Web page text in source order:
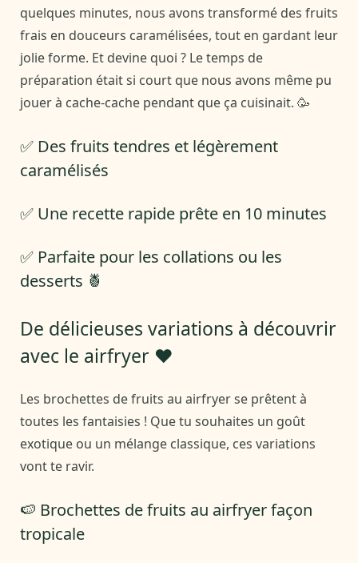
quelques minutes, nous avons transformé des fruits
frais en douceurs caramélisées, tout en gardant leur
jolie forme. Et devine quoi ? Le temps de
préparation était si court que nous avons même pu
jouer à cache-cache pendant que ça cuisinait. 🥳
✅ Des fruits tendres et légèrement
caramélisés
✅ Une recette rapide prête en 10 minutes
✅ Parfaite pour les collations ou les
desserts 🍍
De délicieuses variations à découvrir
avec le airfryer ❤️
Les brochettes de fruits au airfryer se prêtent à
toutes les fantaisies ! Que tu souhaites un goût
exotique ou un mélange classique, ces variations
vont te ravir.
🍉 Brochettes de fruits au airfryer façon
tropicale